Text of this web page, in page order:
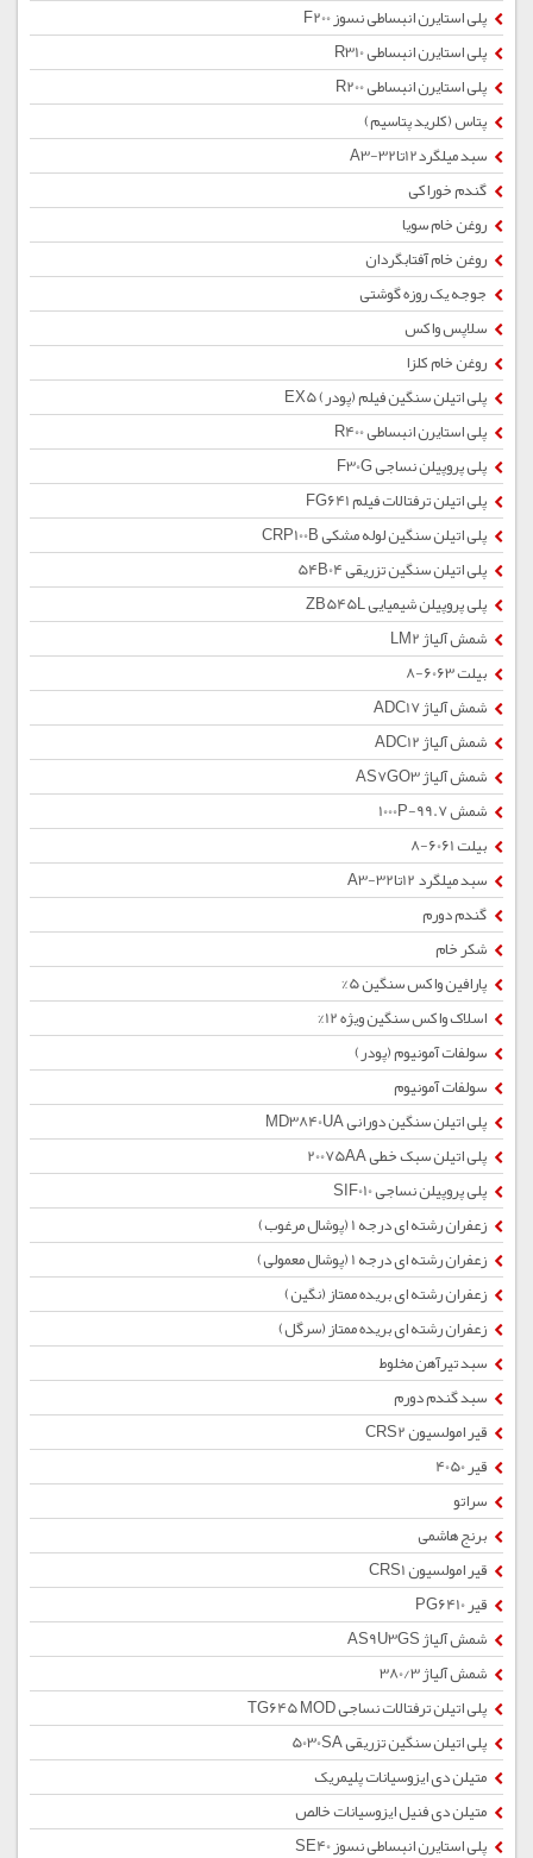
پلی استایرن انبساطی نسوز F200
پلی استایرن انبساطی R310
پلی استایرن انبساطی R200
پتاس (کلرید پتاسیم)
سبد میلگرد12تا32-A3
گندم خوراکی
روغن خام سویا
روغن خام آفتابگردان
جوجه یک روزه گوشتی
سلاپس واکس
روغن خام کلزا
پلی اتیلن سنگین فیلم (پودر) EX5
پلی استایرن انبساطی R400
پلی پروپیلن نساجی F30G
پلی اتیلن ترفتالات فیلم FG641
پلی اتیلن سنگین لوله مشکی CRP100B
پلی اتیلن سنگین تزریقی 54B04
پلی پروپیلن شیمیایی ZB545L
شمش آلیاژ LM2
بیلت 6063-8
شمش آلیاژ ADC17
شمش آلیاژ ADC12
شمش آلیاژ AS7GO3
شمش 1000P-99.7
بیلت 6061-8
سبد میلگرد 12تا32-A3
گندم دورم
شکر خام
پارافین واکس سنگین 5%
اسلاک واکس سنگین ویژه 12%
سولفات آمونیوم (پودر)
سولفات آمونیوم
پلی اتیلن سنگین دورانی MD3840UA
پلی اتیلن سبک خطی 20075AA
پلی پروپیلن نساجی SIF010
زعفران رشته ای درجه 1 (پوشال مرغوب)
زعفران رشته ای درجه 1 (پوشال معمولی)
زعفران رشته ای بریده ممتاز (نگین)
زعفران رشته ای بریده ممتاز (سرگل)
سبد تیرآهن مخلوط
سبد گندم دورم
قیر امولسیون CRS2
قیر 4050
سراتو
برنج هاشمی
قیر امولسیون CRS1
قیر PG6410
شمش آلیاژ AS9U3GS
شمش آلیاژ 380/3
پلی اتیلن ترفتالات نساجی TG645 MOD
پلی اتیلن سنگین تزریقی 5030SA
متیلن دی ایزوسیانات پلیمریک
متیلن دی فنیل ایزوسیانات خالص
پلی استایرن انبساطی نسوز SE40